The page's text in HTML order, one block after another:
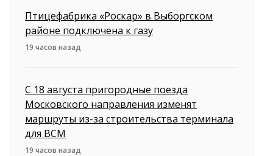
Птицефабрика «Роскар» в Выборгском
районе подключена к газу
19 часов назад
С 18 августа пригородные поезда
Московского направления изменят
маршруты из-за строительства терминала
для ВСМ
19 часов назад